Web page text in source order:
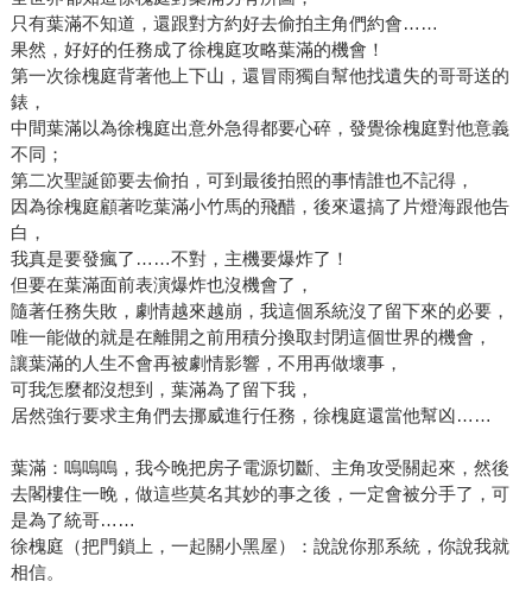
只有葉滿不知道，還跟對方約好去偷拍主角們約會……
果然，好好的任務成了徐槐庭攻略葉滿的機會！
第一次徐槐庭背著他上下山，還冒雨獨自幫他找遺失的哥哥送的
錶，
中間葉滿以為徐槐庭出意外急得都要心碎，發覺徐槐庭對他意義
不同；
第二次聖誕節要去偷拍，可到最後拍照的事情誰也不記得，
因為徐槐庭顧著吃葉滿小竹馬的飛醋，後來還搞了片燈海跟他告
白，
我真是要發瘋了……不對，主機要爆炸了！
但要在葉滿面前表演爆炸也沒機會了，
隨著任務失敗，劇情越來越崩，我這個系統沒了留下來的必要，
唯一能做的就是在離開之前用積分換取封閉這個世界的機會，
讓葉滿的人生不會再被劇情影響，不用再做壞事，
可我怎麼都沒想到，葉滿為了留下我，
居然強行要求主角們去挪威進行任務，徐槐庭還當他幫凶……
葉滿：嗚嗚嗚，我今晚把房子電源切斷、主角攻受關起來，然後
去閣樓住一晚，做這些莫名其妙的事之後，一定會被分手了，可
是為了統哥……
徐槐庭（把門鎖上，一起關小黑屋）：說說你那系統，你說我就
相信。